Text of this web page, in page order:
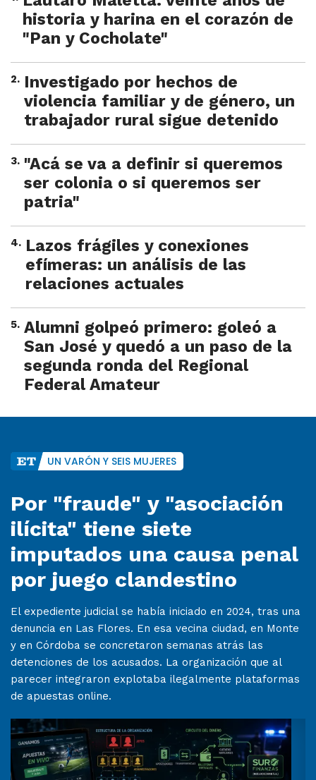
historia y harina en el corazón de
"Pan y Cocholate"
2. Investigado por hechos de
violencia familiar y de género, un
trabajador rural sigue detenido
3. "Acá se va a definir si queremos
ser colonia o si queremos ser
patria"
4. Lazos frágiles y conexiones
efímeras: un análisis de las
relaciones actuales
5. Alumni golpeó primero: goleó a
San José y quedó a un paso de la
segunda ronda del Regional
Federal Amateur
UN VARÓN Y SEIS MUJERES
Por "fraude" y "asociación
ilícita" tiene siete
imputados una causa penal
por juego clandestino
El expediente judicial se había iniciado en 2024, tras una
denuncia en Las Flores. En esa vecina ciudad, en Monte
y en Córdoba se concretaron semanas atrás las
detenciones de los acusados. La organización que al
parecer integraron explotaba ilegalmente plataformas
de apuestas online.